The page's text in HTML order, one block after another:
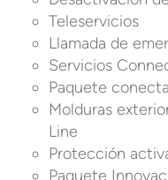
Teleservicios
Llamada de
Servicios
Paquete
Molduras
Line
Protección
Paquete